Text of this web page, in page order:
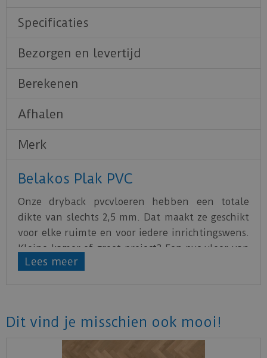
Specificaties
Bezorgen en levertijd
Berekenen
Afhalen
Merk
Belakos Plak PVC
Onze dryback pvcvloeren hebben een totale
dikte van slechts 2,5 mm. Dat maakt ze geschikt
voor elke ruimte en voor iedere inrichtingswens.
Kleine kamer of groot project? Een pvc-vloer van
Belakos laat zich overal leggen! Prettig bij elke
vloerkoeling er gemakkelijk doorheen kan
komen. Ook geschikt voor de badkamer Wil je
Lees meer
Dit vind je misschien ook mooi!